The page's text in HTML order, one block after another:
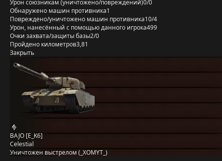
Урон союзникам (уничтожено/повреждений)0/0
Обнаружено машин противника1
Повреждено/уничтожено машин противника10/4
Урон, нанесённый с помощью данного игрока499
Очки захвата/защиты базы2/0
Пройдено километров3,81
Закрыть
BAJO [E_K6]
Celestial
Уничтожен выстрелом (_XOMYT_)